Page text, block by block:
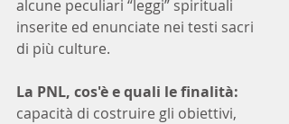
alcune peculiari “leggi” spirituali
inserite ed enunciate nei testi sacri
di più culture.
La PNL, cos'è e quali le finalità:
capacità di costruire gli obiettivi,